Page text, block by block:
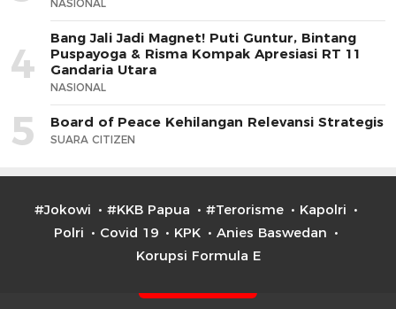
NASIONAL
4
Bang Jali Jadi Magnet! Puti Guntur, Bintang
Puspayoga & Risma Kompak Apresiasi RT 11
Gandaria Utara
NASIONAL
5 Board of Peace Kehilangan Relevansi Strategis
SUARA CITIZEN
#Jokowi #KKB Papua #Terorisme
Kapolri
Polri
Covid 19 KPK
Anies Baswedan
Korupsi Formula E